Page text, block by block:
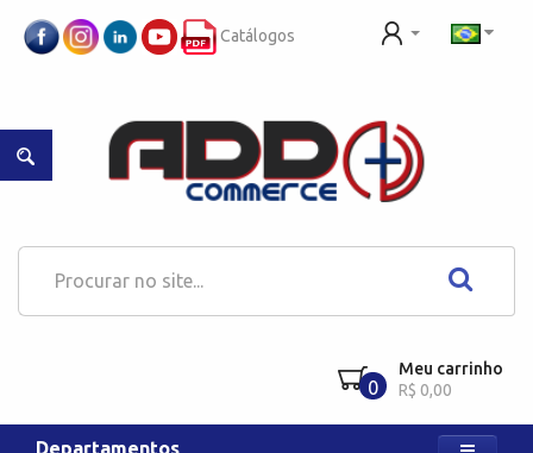
Catálogos
0
Meu carrinho
R$ 0,00
Departamentos